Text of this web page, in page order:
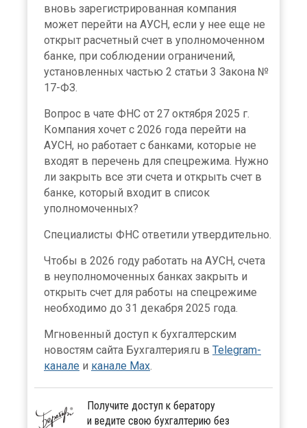
вновь зарегистрированная компания
может перейти на АУСН, если у нее еще не
открыт расчетный счет в уполномоченном
банке, при соблюдении ограничений,
установленных частью 2 статьи 3 Закона №
17-ФЗ.
Вопрос в чате ФНС от 27 октября 2025 г.
Компания хочет с 2026 года перейти на
АУСН, но работает с банками, которые не
входят в перечень для спецрежима. Нужно
ли закрыть все эти счета и открыть счет в
банке, который входит в список
уполномоченных?
Специалисты ФНС ответили утвердительно.
Чтобы в 2026 году работать на АУСН, счета
в неуполномоченных банках закрыть и
открыть счет для работы на спецрежиме
необходимо до 31 декабря 2025 года.
Мгновенный доступ к бухгалтерским
новостям сайта Бухгалтерия.ru в Telegram-
канале и канале Max.
Получите доступ к бератору
и ведите свою бухгалтерию без